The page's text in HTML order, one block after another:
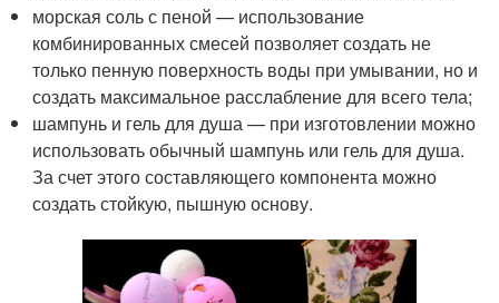
морская соль с пеной — использование
комбинированных смесей позволяет создать не
только пенную поверхность воды при умывании, но и
создать максимальное расслабление для всего тела;
шампунь и гель для душа — при изготовлении можно
использовать обычный шампунь или гель для душа.
За счет этого составляющего компонента можно
создать стойкую, пышную основу.